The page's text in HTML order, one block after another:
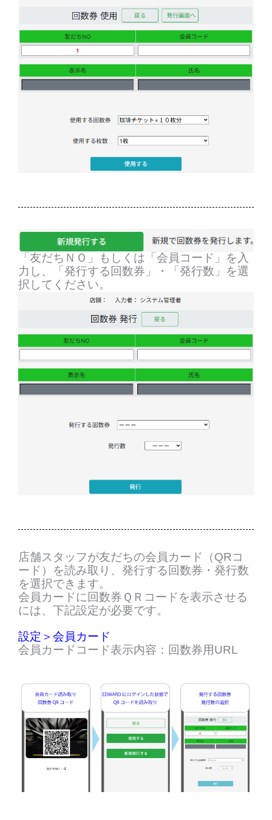
「友だちＮＯ」もしくは「会員コード」を入
力し、「発行する回数券」・「発行数」を選
択してください。
店舗スタッフが友だちの会員カード（QRコ
ード）を読み取り、発行する回数券・発行数
を選択できます。
会員カードに回数券ＱＲコードを表示させる
には、下記設定が必要です。
設定＞会員カード
会員カードコード表示内容：回数券用URL